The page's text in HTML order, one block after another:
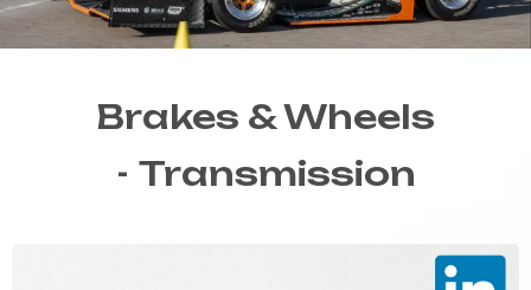
Brakes & Wheels
- Transmission